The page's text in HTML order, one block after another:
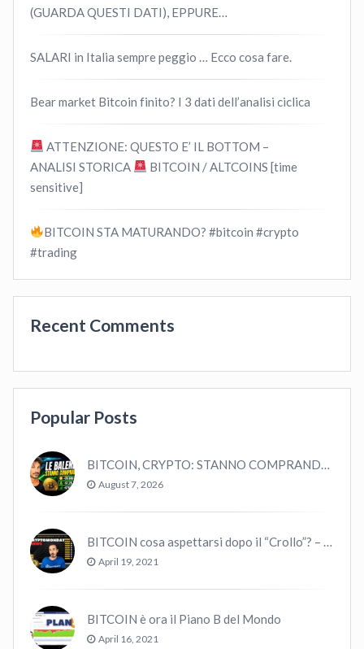
(GUARDA QUESTI DATI), EPPURE…
SALARI in Italia sempre peggio … Ecco cosa fare.
Bear market Bitcoin finito? I 3 dati dell’analisi ciclica
ATTENZIONE: QUESTO E’ IL BOTTOM –
ANALISI STORICA
BITCOIN / ALTCOINS [time
sensitive]
BITCOIN STA MATURANDO? #bitcoin #crypto
#trading
Recent Comments
Popular Posts
August 7, 2026
April 19, 2021
BITCOIN è ora il Piano B del Mondo
April 16, 2021